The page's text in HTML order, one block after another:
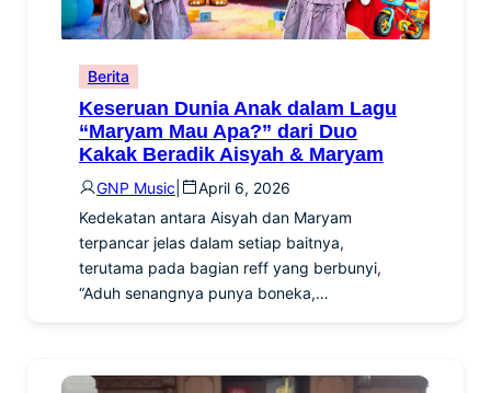
Berita
Keseruan Dunia Anak dalam Lagu
“Maryam Mau Apa?” dari Duo
Kakak Beradik Aisyah & Maryam
GNP Music
April 6, 2026
Kedekatan antara Aisyah dan Maryam
terpancar jelas dalam setiap baitnya,
terutama pada bagian reff yang berbunyi,
“Aduh senangnya punya boneka,…